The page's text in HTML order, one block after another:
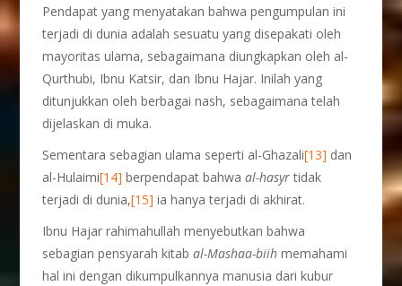
Pendapat yang menyatakan bahwa pengumpulan ini
terjadi di dunia adalah sesuatu yang disepakati oleh
mayoritas ulama, sebagaimana diungkapkan oleh al-
Qurthubi, Ibnu Katsir, dan Ibnu Hajar. Inilah yang
ditunjukkan oleh berbagai nash, sebagaimana telah
dijelaskan di muka.
Sementara sebagian ulama seperti al-Ghazali[13] dan
al-Hulaimi[14] berpendapat bahwaal-hasyrtidak
terjadi di dunia,[15] ia hanya terjadi di akhirat.
Ibnu Hajar rahimahullah menyebutkan bahwa
sebagian pensyarah kitabal-Mashaa-biih memahami
hal ini dengan dikumpulkannya manusia dari kubur